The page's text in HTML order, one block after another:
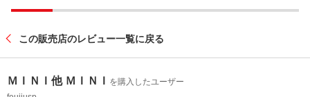
この販売店のレビュー一覧に戻る
ＭＩＮＩ他 ＭＩＮＩ を購入したユーザー